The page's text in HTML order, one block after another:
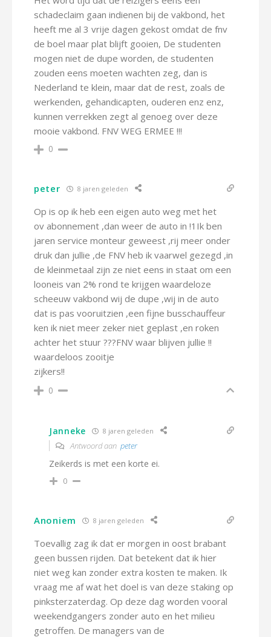
schadeclaim gaan indienen bij de vakbond, het
heeft me al 3 vrije dagen gekost omdat de fnv
de boel maar plat blijft gooien, De studenten
mogen niet de dupe worden, de studenten
zouden eens moeten wachten zeg, dan is
Nederland te klein, maar dat de rest, zoals de
werkenden, gehandicapten, ouderen enz enz,
kunnen verrekken zegt al genoeg over deze
mooie vakbond. FNV WEG ERMEE !!!
0
peter 8 jaren geleden
Op is op ik heb een eigen auto weg met het
ov abonnement ,dan weer de auto in !1Ik ben
jaren service monteur geweest ,rij meer onder
druk dan jullie ,de FNV heb ik vaarwel gezegd ,in
de kleinmetaal zijn ze niet eens in staat om een
looneis van 2% rond te krijgen waardeloze
scheeuw vakbond wij de dupe ,wij in de auto
dat is pas vooruitzien ,een fijne busschauffeur
ken ik niet meer zeker niet geplast ,en roken
achter het stuur ???FNV waar blijven jullie !!
waardeloos zooitje
zijkers!!
0
Janneke 8 jaren geleden
Antwoord aan peter
Zeikerds is met een korte ei.
0
Anoniem 8 jaren geleden
Toevallig zag ik dat er morgen in oost brabant
geen bussen rijden. Dat betekent dat ik hier
niet weg kan zonder extra kosten te maken. Ik
vraag me af wat het doel is van deze staking op
pinksterzaterdag. Op deze dag worden vooral
weekendgangers zonder auto en het milieu
getroffen. De managers van de